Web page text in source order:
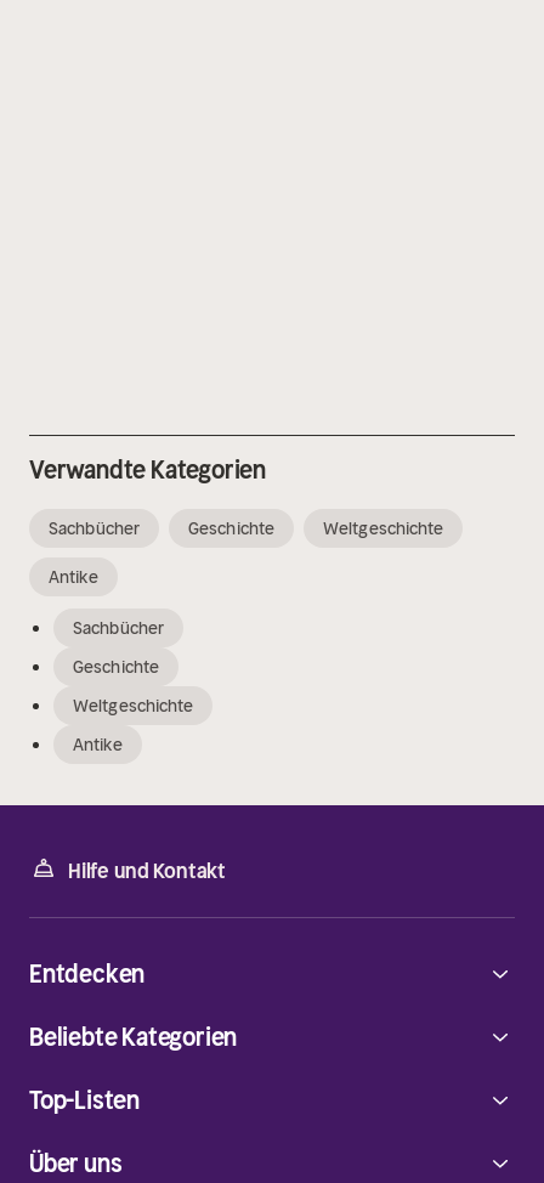
Verwandte Kategorien
Sachbücher Geschichte Weltgeschichte
Antike
Sachbücher
Geschichte
Weltgeschichte
Antike
Hilfe und Kontakt
Über uns
Entdecken
Beliebte Kategorien
Top-Listen